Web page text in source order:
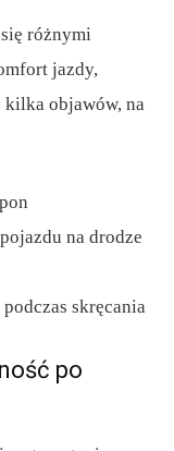
różnymi
jazdy,
kilka objawów, na
na drodze
skręcania
po